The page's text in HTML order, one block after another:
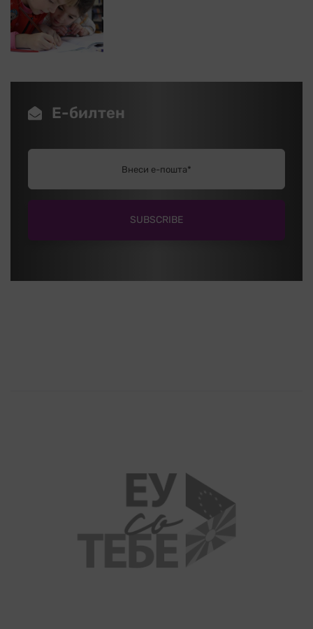
Е-билтен